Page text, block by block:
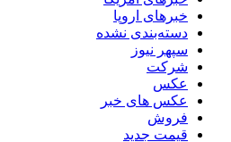
خبرهای اروپا
دسته‌بندی نشده
سپهر نیوز
شرکت
عکس
عکس های خبر
فروش
قیمت جدید